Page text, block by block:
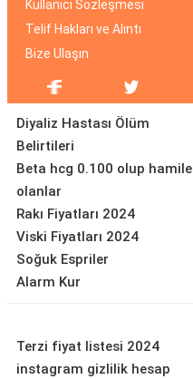
Kullanıcı Sözleşmesi
Telif Hakları ve Alıntı
Bize Ulaşın
Diyaliz Hastası Ölüm
Belirtileri
Beta hcg 0.100 olup hamile
olanlar
Rakı Fiyatları 2024
Viski Fiyatları 2024
Soğuk Espriler
Alarm Kur
Terzi fiyat listesi 2024
instagram gizlilik hesap